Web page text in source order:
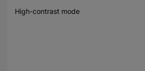
High-contrast mode